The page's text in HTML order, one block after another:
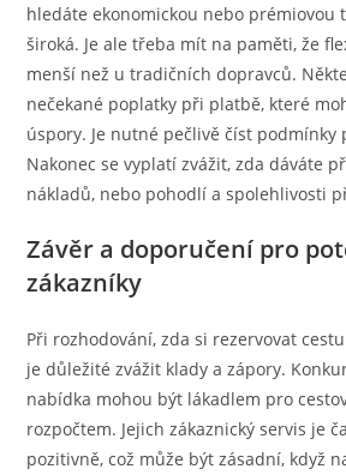
hledáte ekonomickou nebo prémiovou
široká. Je ale třeba mít na paměti, že
menší než u tradičních dopravců.
nečekané poplatky při platbě, které
úspory. Je nutné pečlivě číst podmínky
Nakonec se vyplatí zvážit, zda dáváte
nákladů, nebo pohodlí a spolehlivosti
Závěr a doporučení pro
zákazníky
Při rozhodování, zda si rezervovat
je důležité zvážit klady a zápory.
nabídka mohou být lákadlem pro
rozpočtem. Jejich zákaznický servis je
pozitivně, což může být zásadní, když